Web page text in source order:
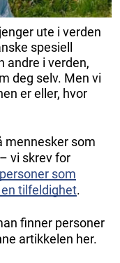
ute i verden
spesiell
andre i verden,
deg selv. Men vi
er eller, hvor
mennesker som
vi skrev for
som
tilfeldighet.
finner personer
artikkelen her.